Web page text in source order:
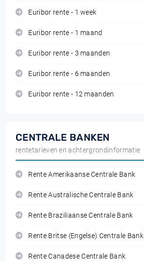
Euribor rente - 1 week
Euribor rente - 1 maand
Euribor rente - 3 maanden
Euribor rente - 6 maanden
Euribor rente - 12 maanden
CENTRALE BANKEN
rentetarieven en achtergrondinformatie
Rente Amerikaanse Centrale Bank
Rente Australische Centrale Bank
Rente Braziliaanse Centrale Bank
Rente Britse (Engelse) Centrale Bank
Rente Canadese Centrale Bank